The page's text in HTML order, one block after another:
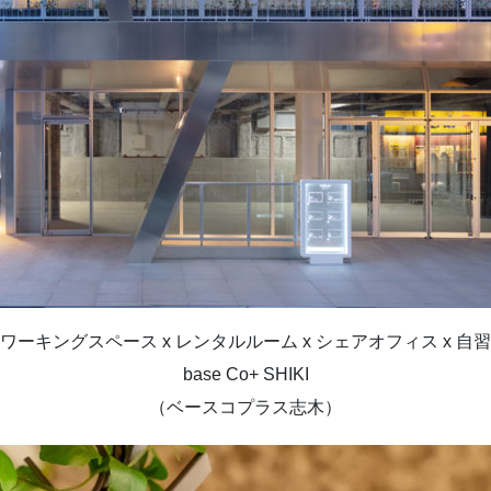
ーキングスペース x レンタルルーム x シェアオフィス x 自
base Co+ SHIKI
（ベースコプラス志木）